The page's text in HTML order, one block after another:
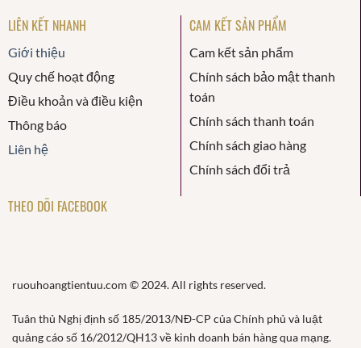
LIÊN KẾT NHANH
Giới thiệu
Quy chế hoạt động
Điều khoản và điều kiện
Thông báo
Liên hệ
CAM KẾT SẢN PHẨM
Cam kết sản phẩm
Chính sách bảo mật thanh
toán
Chính sách thanh toán
Chính sách giao hàng
Chính sách đổi trả
THEO DÕI FACEBOOK
ruouhoangtientuu.com © 2024. All rights reserved.
Tuân thủ Nghị định số 185/2013/NĐ-CP của Chính phủ và luật
quảng cáo số 16/2012/QH13 về kinh doanh bán hàng qua mạng.